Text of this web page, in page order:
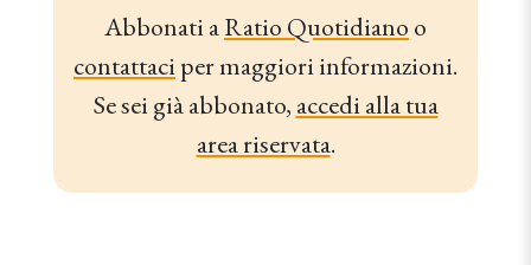
Abbonati aRatio Quotidiano o
contattaciper maggiori informazioni.
Se sei già abbonato, accedi alla tua
area riservata.